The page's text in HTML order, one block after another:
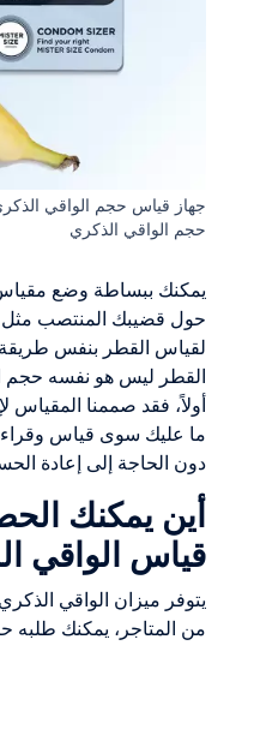
جهاز قياس حجم الواقي
حجم الواقي الذكري
يمكنك ببساطة وضع مقياس
حول قضيبك المنتصب مثل
لقياس القطر بنفس طريقة
القطر ليس هو نفسه حجم
أولاً، فقد صممنا المقياس
ما عليك سوى قياس
دون الحاجة إلى إعادة
أين يمكنك
قياس الواقي
يتوفر ميزان الواقي
من المتاجر، يمكنك طلبه